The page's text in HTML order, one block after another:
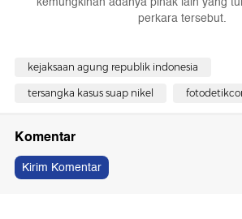
perkara tersebut.
kejaksaan agung republik indonesia
tersangka kasus suap nikel
Komentar
Kirim Komentar